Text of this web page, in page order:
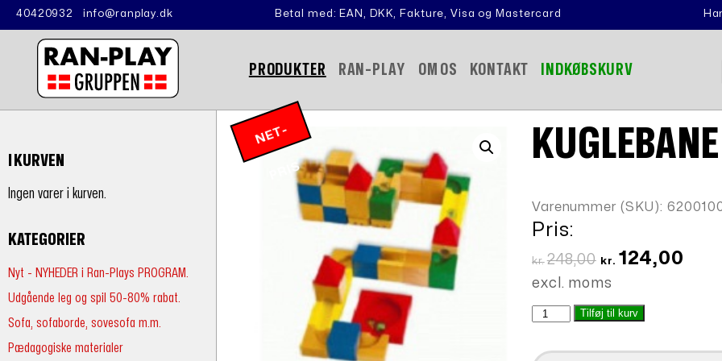
40420932 info@ranplay.dk Betal med: EAN, DKK, Fakture, Visa og Mastercard
PRODUKTER RAN-PLAY OM OS KONTAKT INDKØBSKURV
I KURVEN
Ingen varer i kurven.
KATEGORIER
Nyt - NYHEDER i Ran-Plays PROGRAM.
Udgående leg og spil 50-80% rabat.
Sofa, sofaborde, sovesofa m.m.
Pædagogiske materialer
N
E
T
-
P
RI
S
KUGLEBANE
Varenummer (SKU):
Pris:
kr. 248,00
Den
var:
kr. 124,00
excl. moms
KuglebaneTilføj til kurv